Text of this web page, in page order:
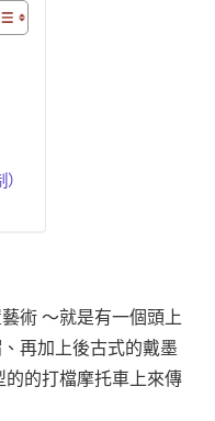
術 ～就是有一個頭上
再加上後古式的戴墨
的打檔摩托車上來傳